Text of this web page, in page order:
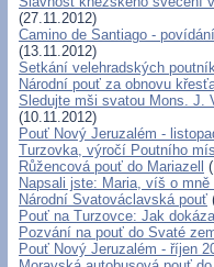
(27.11.2012)
Camino de Santiago -
(13.11.2012)
Setkání velehradských
Národní pouť za obnovu
Sledujte mši svatou Mons. J.
(10.11.2012)
Pouť Nový Jeruzalém -
Turzovka, výročí Poutního
Růžencová pouť do Mariazell
Napsali jste: Maria, víš o mně
Národní Svatováclavská pouť
Pouť na Turzovce: Jak
Pozvání na pouť do Svaté
Pouť Nový Jeruzalém - říjen